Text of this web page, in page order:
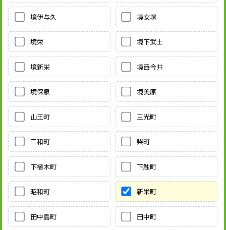
境伊与久 境女塚
境栄 境下武士
境新栄 境西今井
境保泉 境美原
山王町 三光町
三和町 柴町
下植木町 下触町
昭和町 新栄町
田中島町 田中町